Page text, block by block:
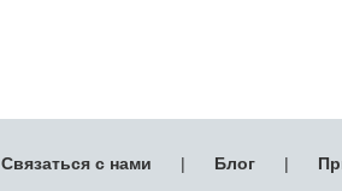
Связаться с нами | Блог |